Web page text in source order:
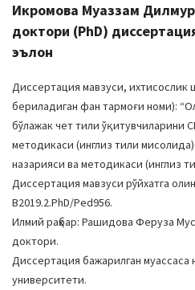
Икромова Муаззам
доктори (PhD)
эълон
Диссертация мавзуси,
бериладиган фан тармоғи номи):
бўлажак чет тили ўқитувчиларини
методикаси (инглиз тили
назарияси ва методикаси (инглиз
Диссертация мавзуси рўйхатга
В2019.2.PhD/Ped956.
Илмий раҳбар: Рашидова Феруза
доктори.
Диссертация бажарилган муассаса
университети.